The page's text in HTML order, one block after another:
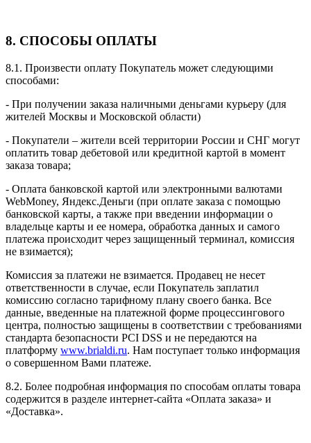
8. СПОСОБЫ ОПЛАТЫ
8.1. Произвести оплату Покупатель может следующими
способами:
- При получении заказа наличными деньгами курьеру (для
жителей Москвы и Московской области)
- Покупатели – жители всей территории России и СНГ могут
оплатить товар дебетовой или кредитной картой в момент
заказа товара;
- Оплата банковской картой или электронными валютами
WebMoney, Яндекс.Деньги (при оплате заказа с помощью
банковской карты, а также при введении информации о
владельце карты и ее номера, обработка данных и самого
платежа происходит через защищенный терминал, комиссия
не взимается);
Комиссия за платежи не взимается. Продавец не несет
ответственности в случае, если Покупатель заплатил
комиссию согласно тарифному плану своего банка. Все
данные, введенные на платежной форме процессингового
центра, полностью защищены в соответствии с требованиями
стандарта безопасности PCI DSS и не передаются на
платформу www.brialdi.ru. Нам поступает только информация
о совершенном Вами платеже.
8.2. Более подробная информация по способам оплаты товара
содержится в разделе интернет-сайта «Оплата заказа» и
«Доставка».